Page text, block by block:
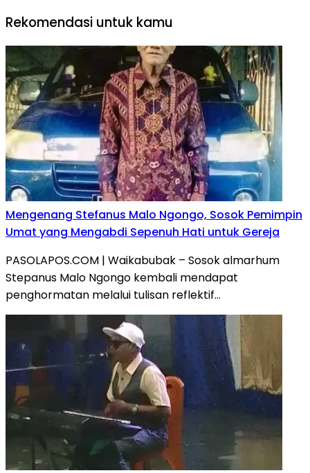
Rekomendasi untuk kamu
Mengenang Stefanus Malo Ngongo, Sosok Pemimpin
Umat yang Mengabdi Sepenuh Hati untuk Gereja
PASOLAPOS.COM | Waikabubak – Sosok almarhum
Stepanus Malo Ngongo kembali mendapat
penghormatan melalui tulisan reflektif…